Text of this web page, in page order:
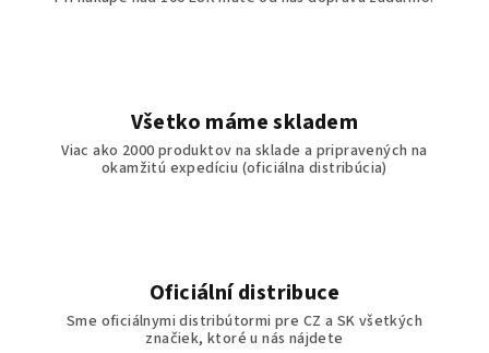
Všetko máme skladem
Viac ako 2000 produktov na sklade a pripravených na
okamžitú expedíciu (oficiálna distribúcia)
Oficiální distribuce
Sme oficiálnymi distribútormi pre CZ a SK všetkých
značiek, ktoré u nás nájdete